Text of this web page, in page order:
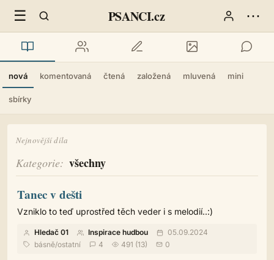
☰ PSANCI.cz ⋯
nová komentovaná čtená založená mluvená mini
sbírky
Nejnovější díla
Kategorie všechny
Tanec v dešti
Vzniklo to teď uprostřed těch veder i s melodií..:)
Hledač 01 Inspirace hudbou
05.09.2024
básně/ostatní 4 491 (13) 0